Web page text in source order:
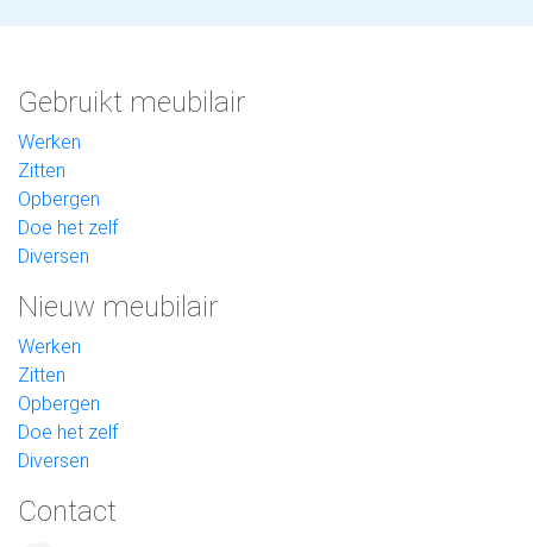
Gebruikt meubilair
Werken
Zitten
Opbergen
Doe het zelf
Diversen
Nieuw meubilair
Werken
Zitten
Opbergen
Doe het zelf
Diversen
Contact